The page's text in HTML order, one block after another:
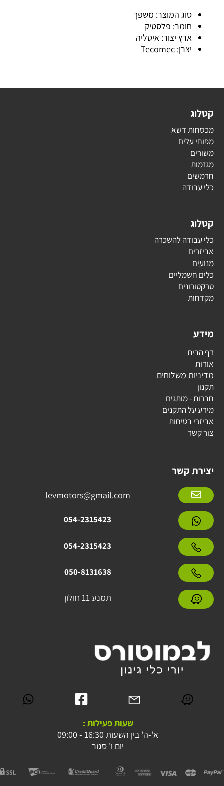
סוג המוצר: משפך
חומר: פלסטיק
ארץ יצור: איטליה
יצרן: Tecomec
קטלוג
מכסחות דשא
מפוחי עלים
משורים
מגזמות
חרמשים
כלי עבודה
קטלוג
כלי עבודה להשכרה
אביזרים
מנועים
כלים חשמליים
טרקטורונים
מקדחות
מידע
דף הבית
אודות
מדיניות משלוחים
תקנון
חברות - מותגים
מידע על התקנים
אביזרי בטיחות
צור קשר
יצירת קשר
levmotors@gmail.com
054-2315423
054-2315423
050-8131638
תמנע 11 חולון
שעות פעילות :
א'-ה' בין השעות 16:30 - 09:00
יום ו' סגור